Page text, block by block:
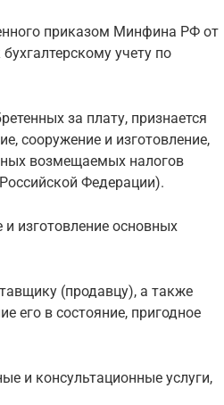
приказом Минфина РФ от
учету по
за плату, признается
сооружение и изготовление,
возмещаемых налогов
Федерации).
изготовление основных
(продавцу), а также
его в состояние, пригодное
и консультационные услуги,